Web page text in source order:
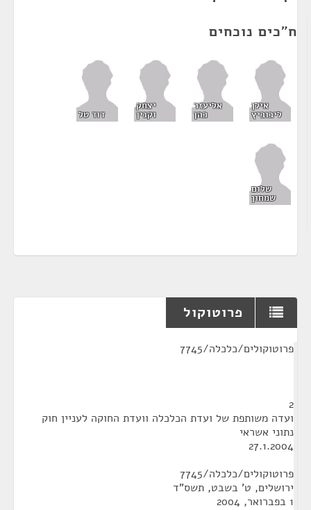
ח"כים נוכחים
אילן
ליבוביץ
אליעזר
כהן
יצחק
וקנין דוד טל
שלום
שמחון
פרוטוקול
פרוטוקולים/כלכלה/7745
2
ועדה משותפת של ועדת הכלכלה וועדת החוקה לעניין חוק
נתוני אשראי
27.1.2004
פרוטוקולים/כלכלה/7745
ירושלים, ט' בשבט, תשס"ד
1 בפברואר, 2004